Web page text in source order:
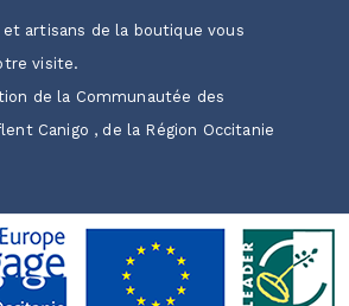
artisans de la boutique vous
visite.
de la Communautée des
Canigo , de la Région Occitanie